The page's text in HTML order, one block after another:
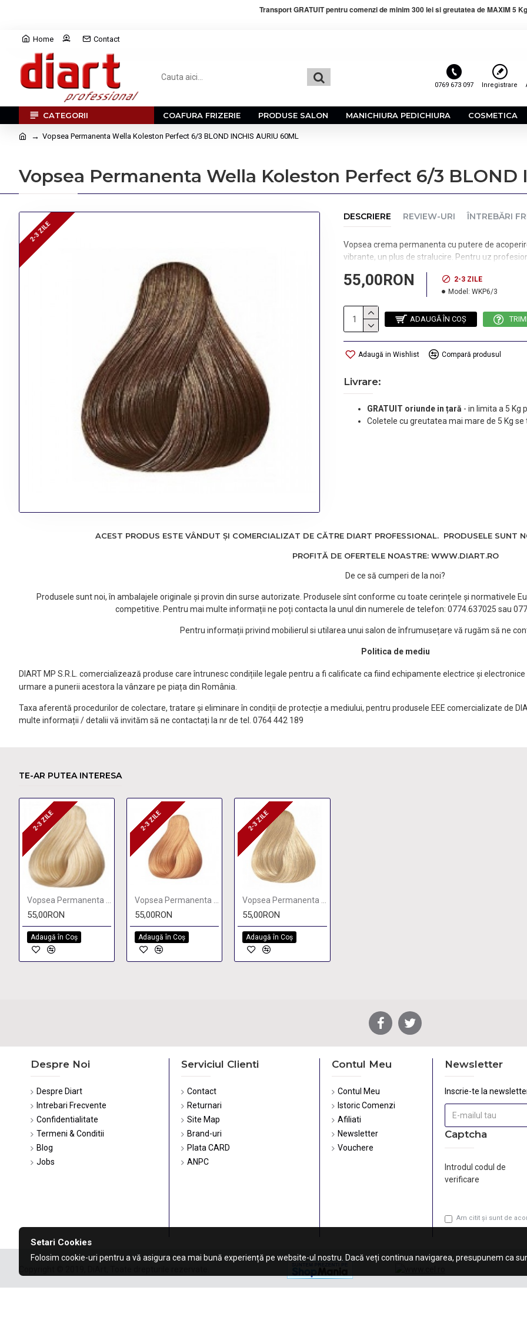
Transport GRATUIT pentru comenzi de minim 300 lei si greutatea de MAXIM 5
Home Contact
0769 673 097 Inregistrare
CATEGORII COAFURA FRIZERIE PRODUSE SALON MANICHIURA PEDICHIURA COSMETICA
Vopsea Permanenta Wella Koleston Perfect 6/3 BLOND INCHIS AURIU 60ML
Vopsea Permanenta Wella Koleston Perfect 6/3 BLOND
2-3 ZILE
2-3 ZILE
DESCRIERE REVIEW-URI ÎNTREBĂRI
Vopsea crema permanenta cu putere de
vibrante, un plus de stralucire. Pentru uz
55,00RON
2-3 ZILE
Model: WKP6/3
ADAUGĂ ÎN COŞ
Adaugă in Wishlist Compară produsul
Livrare:
GRATUIT oriunde in țară - in limita a 5 Kg
Coletele cu greutatea mai mare de 5 Kg
ACEST PRODUS ESTE VÂNDUT ȘI COMERCIALIZAT DE CĂTRE DIART PROFESSIONAL. PRODUSELE SUNT
PROFITĂ DE OFERTELE NOASTRE: WWW.DIART.RO
De ce să cumperi de la noi?
Produsele sunt noi, în ambalajele originale și provin din surse autorizate. Produsele sînt conforme cu toate cerințele și normativele
competitive. Pentru mai multe informații ne poți contacta la unul din numerele de telefon: 0774.637025 sau
Pentru informații privind mobilierul si utilarea unui salon de înfrumusețare vă rugăm să ne
Politica de mediu
DIART MP S.R.L. comercializează produse care întrunesc condițiile legale pentru a fi calificate ca fiind echipamente electrice și electronice
urmare a punerii acestora la vânzare pe piața din România.
Taxa aferentă procedurilor de colectare, tratare și eliminare în condiții de protecție a mediului, pentru produsele EEE comercializate de
multe informații / detalii vă invităm să ne contactați la nr de tel. 0764 442 189
TE-AR PUTEA INTERESA
2-3 ZILE
2-3 ZILE
55,00RON
Adaugă în Coş
2-3 ZILE
2-3 ZILE
55,00RON
Adaugă în Coş
2-3 ZILE
2-3 ZILE
55,00RON
Adaugă în Coş
Despre Noi
Despre Diart
Intrebari Frecvente
Confidentialitate
Termeni & Conditii
Blog
Jobs
Serviciul Clienti
Contact
Returnari
Site Map
Brand-uri
Plata CARD
ANPC
Contul Meu
Contul Meu
Istoric Comenzi
Afiliati
Newsletter
Vouchere
Newsletter
Inscrie-te la
Captcha
Introdul codul de
verificare
Am citit şi sunt de
Setari Cookies
Folosim cookie-uri pentru a vă asigura cea mai bună experiență pe website-ul nostru. Dacă veți continua navigarea, presupunem ca